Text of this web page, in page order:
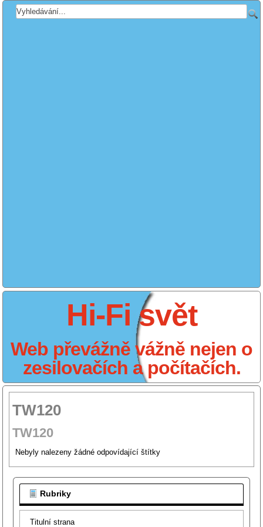
Hi-Fi svět
Web převážně vážně nejen o
zesilovačích a počítačích.
TW120
TW120
Nebyly nalezeny žádné odpovídající štítky
Rubriky
Titulní strana